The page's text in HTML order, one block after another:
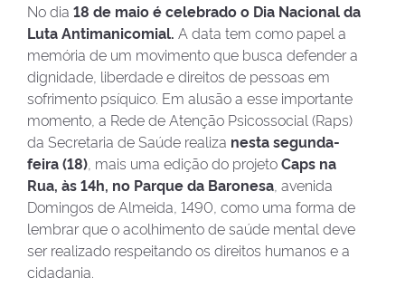
No dia 18 de maio é celebrado o Dia Nacional da
Luta Antimanicomial. A data tem como papel a
memória de um movimento que busca defender a
dignidade, liberdade e direitos de pessoas em
sofrimento psíquico. Em alusão a esse importante
momento, a Rede de Atenção Psicossocial (Raps)
da Secretaria de Saúde realiza nesta segunda-
feira (18) , mais uma edição do projetoCaps na
Rua, às 14h, no Parque da Baronesa , avenida
Domingos de Almeida, 1490, como uma forma de
lembrar que o acolhimento de saúde mental deve
ser realizado respeitando os direitos humanos e a
cidadania.